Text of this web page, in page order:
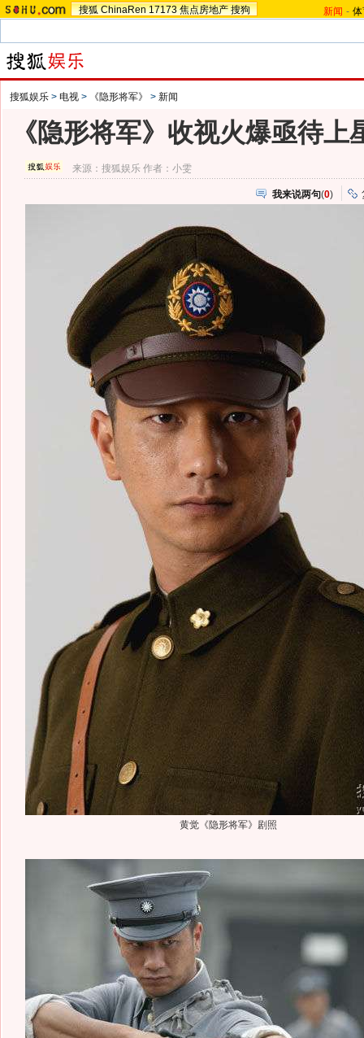
搜狐 ChinaRen 17173 焦点房地产 搜狗 新闻 -
搜狐娱乐 > 电视 > 《隐形将军》 > 新闻
《隐形将军》收视火爆亟待上
来源：搜狐娱乐 作者：小雯
我来说两句(0)
黄觉《隐形将军》剧照